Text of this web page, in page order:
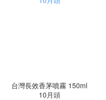
台灣長效香茅噴霧 150ml
10月頭